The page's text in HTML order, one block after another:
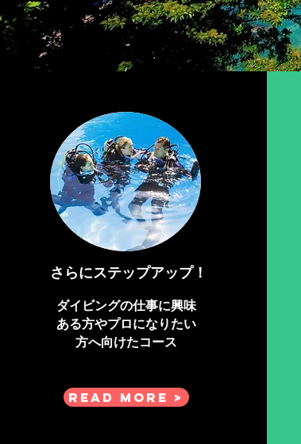
​さらにステップアップ！
ダイビングの仕事に興味
ある方やプロになりたい
方へ向けたコース
Read More >